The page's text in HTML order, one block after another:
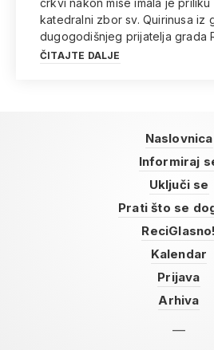
crkvi nakon mise imala je priliku
katedralni zbor sv. Quirinusa iz
dugogodišnjeg prijatelja grada
ČITAJTE DALJE
Naslovnica
Informiraj
Uključi se
Prati što se
ReciGlasno!
Kalendar
Prijava
Arhiva